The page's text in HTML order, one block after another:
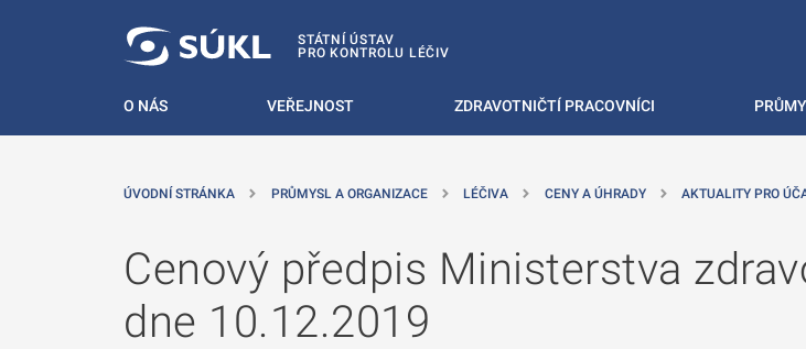
STÁTNÍ ÚSTAV
PRO KONTROLU LÉČIV
O NÁS VEŘEJNOST ZDRAVOTNIČTÍ PRACOVNÍCI
ÚVODNÍ STRÁNKA PRŮMYSL A ORGANIZACE LÉČIVA CENY A ÚHRADY AKTUALITY PRO
Cenový předpis Ministerstva
dne 10.12.2019